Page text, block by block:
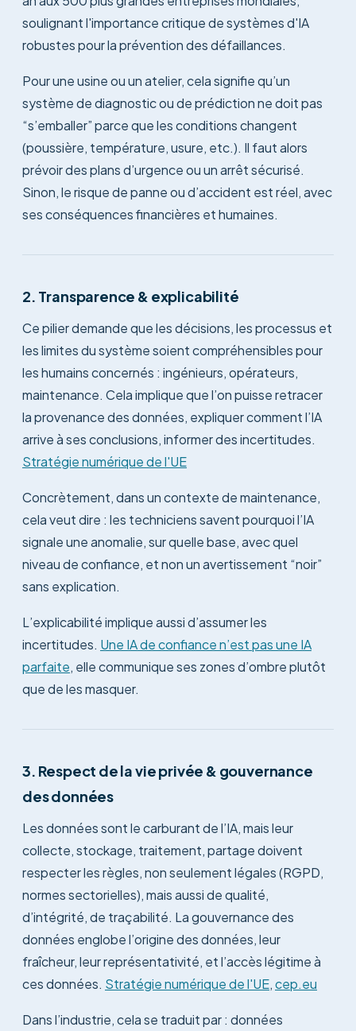
soulignant l'importance critique de systèmes d'IA
robustes pour la prévention des défaillances.
Pour une usine ou un atelier, cela signifie qu’un
système de diagnostic ou de prédiction ne doit pas
“s’emballer” parce que les conditions changent
(poussière, température, usure, etc.). Il faut alors
prévoir des plans d’urgence ou un arrêt sécurisé.
Sinon, le risque de panne ou d’accident est réel, avec
ses conséquences financières et humaines.
2. Transparence & explicabilité
Ce pilier demande que les décisions, les processus et
les limites du système soient compréhensibles pour
les humains concernés : ingénieurs, opérateurs,
maintenance. Cela implique que l’on puisse retracer
la provenance des données, expliquer comment l’IA
arrive à ses conclusions, informer des incertitudes.
Stratégie numérique de l'UE
Concrètement, dans un contexte de maintenance,
cela veut dire : les techniciens savent pourquoi l’IA
signale une anomalie, sur quelle base, avec quel
niveau de confiance, et non un avertissement “noir”
sans explication.
L’explicabilité implique aussi d’assumer les
incertitudes. Une IA de confiance n’est pas une IA
parfaite, elle communique ses zones d’ombre plutôt
que de les masquer.
3. Respect de la vie privée & gouvernance
des données
Les données sont le carburant de l’IA, mais leur
collecte, stockage, traitement, partage doivent
respecter les règles, non seulement légales (RGPD,
normes sectorielles), mais aussi de qualité,
d’intégrité, de traçabilité. La gouvernance des
données englobe l’origine des données, leur
fraîcheur, leur représentativité, et l’accès légitime à
ces données. Stratégie numérique de l'UE,cep.eu
Dans l’industrie, cela se traduit par : données